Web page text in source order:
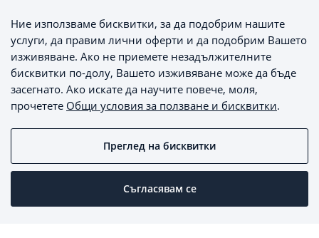
Начини на плащане
Начини на доставка
MaxSale © 2026 - Всички права запазени
Ние използваме бисквитки, за да подобрим нашите
услуги, да правим лични оферти и да подобрим Вашето
изживяване. Ако не приемете незадължителните
бисквитки по-долу, Вашето изживяване може да бъде
засегнато. Ако искате да научите повече, моля,
прочетете Общи условия за ползване и бисквитки.
Съгласявам се
Преглед на бисквитки